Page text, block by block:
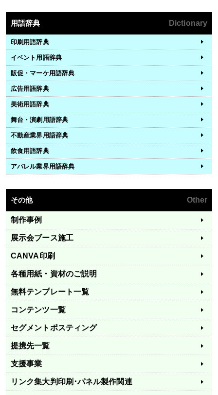
用語辞典 Dictionary
印刷用語辞典
イベント用語辞典
販促・マーケ用語辞典
広告用語辞典
美術用語辞典
舞台・演劇用語辞典
不動産業界用語辞典
飲食用語辞典
アパレル業界用語辞典
その他 Other
制作事例
展示会ブース施工
CANVA印刷
各種用紙・資材のご説明
無料テンプレート一覧
コンテンツ一覧
セグメントポスティング
提携先一覧
支援事業
リンク集大判印刷･パネル製作関連